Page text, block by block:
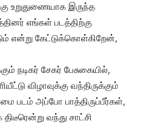
உறுதுணையாக இருந்த
எங்கள் படத்திற்கு
என்று கேட்டுக்கொள்கிறேன்,
நடிகர் சேகர் பேசுகையில்,
விழாவுக்கு வந்திருக்கும்
படம் அப்போ பாத்திருப்பீர்கள்,
வந்து சாட்சி